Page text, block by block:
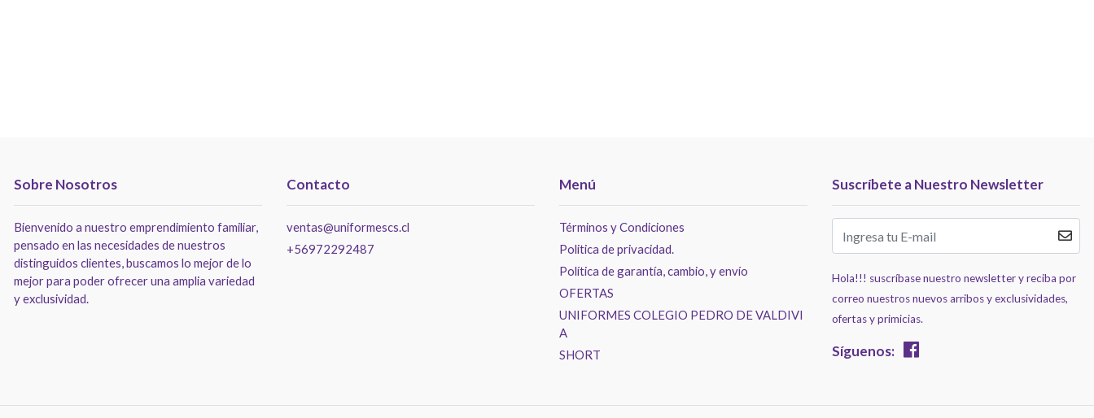
Sobre Nosotros
Bienvenido a nuestro emprendimiento familiar,
pensado en las necesidades de nuestros
distinguidos clientes, buscamos lo mejor de lo
mejor para poder ofrecer una amplia variedad
y exclusividad.
Contacto
ventas@uniformescs.cl
+56972292487
Menú
Términos y Condiciones
Politica de privacidad.
Política de garantía, cambio, y envío
OFERTAS
UNIFORMES COLEGIO PEDRO DE VALDIVI
A
SHORT
Suscríbete a Nuestro Newsletter
Hola!!! suscríbase nuestro newsletter y reciba por
correo nuestros nuevos arribos y exclusividades,
ofertas y primicias.
Síguenos: